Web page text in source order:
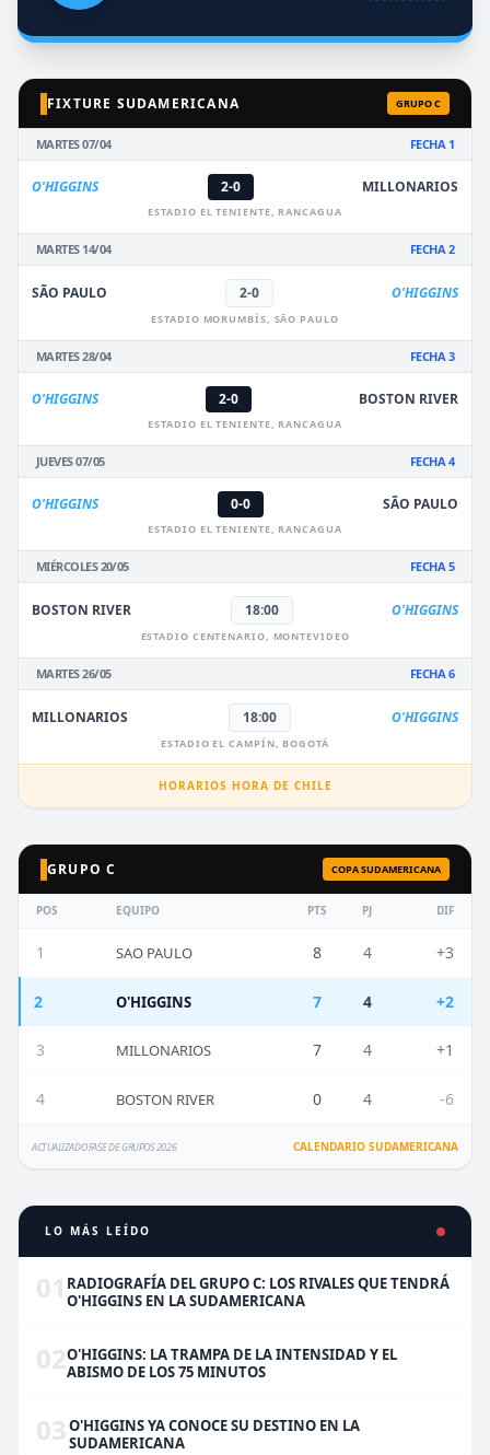
FIXTURE SUDAMERICANA GRUPO C
MARTES 07/04 FECHA 1
O'HIGGINS 2-0 MILLONARIOS
ESTADIO EL TENIENTE, RANCAGUA
MARTES 14/04 FECHA 2
SÃO PAULO 2-0 O'HIGGINS
ESTADIO MORUMBÍS, SÃO PAULO
MARTES 28/04 FECHA 3
O'HIGGINS 2-0 BOSTON RIVER
ESTADIO EL TENIENTE, RANCAGUA
JUEVES 07/05 FECHA 4
O'HIGGINS 0-0 SÃO PAULO
ESTADIO EL TENIENTE, RANCAGUA
MIÉRCOLES 20/05 FECHA 5
BOSTON RIVER 18:00 O'HIGGINS
ESTADIO CENTENARIO, MONTEVIDEO
MARTES 26/05 FECHA 6
MILLONARIOS 18:00 O'HIGGINS
ESTADIO EL CAMPÍN, BOGOTÁ
HORARIOS HORA DE CHILE
GRUPO C COPA SUDAMERICANA
POS EQUIPO PTS PJ DIF
1 SAO PAULO 8 4 +3
2 O'HIGGINS 7 4 +2
3 MILLONARIOS 7 4 +1
4 BOSTON RIVER 0 4 -6
ACTUALIZADO FASE DE GRUPOS 2026 CALENDARIO SUDAMERICANA
LO MÁS LEÍDO
01 RADIOGRAFÍA DEL GRUPO C: LOS RIVALES QUE TENDRÁ
O'HIGGINS EN LA SUDAMERICANA
02O'HIGGINS: LA TRAMPA DE LA INTENSIDAD Y EL
ABISMO DE LOS 75 MINUTOS
03 O'HIGGINS YA CONOCE SU DESTINO EN LA
SUDAMERICANA